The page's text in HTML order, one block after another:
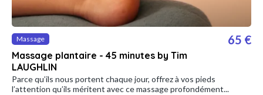
Massage
Massage plantaire - 45 minutes by Tim
LAUGHLIN
65 €
Parce qu’ils nous portent chaque jour, offrez à vos pieds
l’attention qu’ils méritent avec ce massage profondément...